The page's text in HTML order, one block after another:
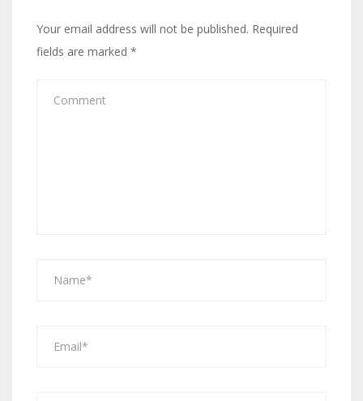
Your email address will not be published. Required
fields are marked *